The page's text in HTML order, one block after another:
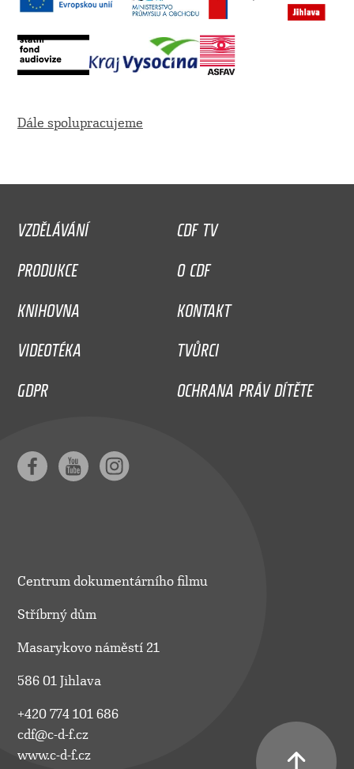
Dále spolupracujeme
VZDĚLÁVÁNÍ
CDF TV
PRODUKCE
O CDF
KNIHOVNA
KONTAKT
VIDEOTÉKA
TVŮRCI
GDPR
OCHRANA PRÁV DÍTĚTE
Centrum dokumentárního filmu
Stříbrný dům
Masarykovo náměstí 21
586 01 Jihlava
+420 774 101 686
cdf@c-d-f.cz
www.c-d-f.cz